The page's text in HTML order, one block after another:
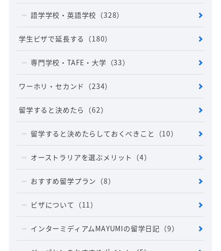
語学学校・英語学校 （328）
学生ビザで延長する （180）
専門学校・TAFE・大学 （33）
ワーホリ・セカンド （234）
留学すると決めたら （62）
留学すると決めたらしておくべきこと （10）
オーストラリアを選ぶメリット （4）
おすすめ留学プラン （8）
ビザについて （11）
インターミディアムMAYUMIの留学日記 （9）